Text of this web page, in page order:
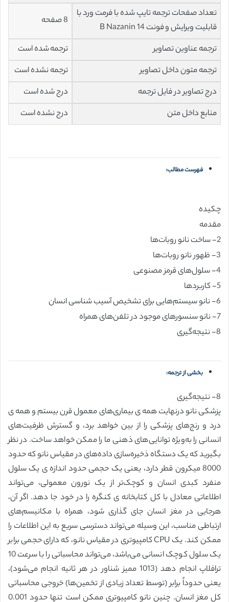
تعداد صفحات ترجمه تایپ شده با فرمت ورد با
قابلیت ویرایش و فونت 14 B Nazanin
8 صفحه
ترجمه عناوین تصاویر
ترجمه شده است
ترجمه متون داخل تصاویر
ترجمه نشده است
درج تصاویر در فایل ترجمه
درج شده است
منابع داخل متن
درج نشده است
فهرست مطالب:
چکیده
مقدمه
2- ساخت نانو روبات‌ها
3- ظهور نانو روبات‌ها
4- سلول‌های قرمز مصنوعی
5- کاربردها
6- نانو سیستم‌هایی برای تشخیص آسیب‌ شناسی انسان
7- نانو سنسورهای موجود در تلفن‌های همراه
8- نتیجه‌گیری
بخشی از ترجمه:
8- نتیجه‌گیری
پزشکی نانو درنهایت همه ی بیماری‌های معمول قرن بیستم و همه ی
درد و رنج‌های پزشکی را از بین خواهد برد، و گسترش ظرفیت‌های
انسانی را به‌ویژه توانایی‌های ذهنی ما را ممکن خواهد ساخت. در نظر
بگیرید که یک دستگاه ذخیره‌سازی داده‌های در مقیاس نانو که حدود
8000 میکرون قطر دارد، یعنی یک حجمی حدود اندازه ی یک سلول
منفرد کبدی انسان و کوچک‌تر از یک نورون معمولی، می‌تواند
اطلاعاتی معادل با کل کتابخانه ی کنگره را در خود جا دهد. اگر آن،
هرجایی در مغز انسان جای گذاری شود، همراه با مکانیسم‌های
ارتباطی مناسب، این وسیله می‌تواند دسترسی سریع به این اطلاعات را
ممکن کند. یک CPU کامپیوتری در مقیاس نانو، که دارای حجمی برابر
یک سلول کوچک انسانی می‌باشد، می‌تواند محاسباتی را با سرعت 10
ترافلاپ انجام دهد (1013 ممیز شناور در هر ثانیه انجام می‌شود)،
یعنی حدوداً برابر (توسط تعداد زیادی از تخمین‌ها) خروجی محاسباتی
کل مغز انسان. چنین نانو کامپیوتری ممکن است تنها حدود 0.001